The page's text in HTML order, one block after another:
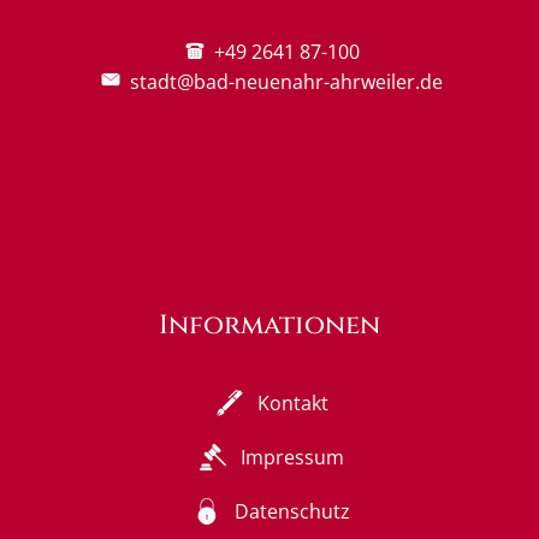
+49 2641 87-100
stadt@bad-neuenahr-ahrweiler.de
Informationen
Kontakt
Impressum
Datenschutz